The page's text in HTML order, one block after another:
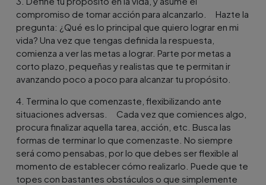
compromiso de tomar acción para alcanzarlo. Hazte la
pregunta: ¿Qué es lo principal que quiero lograr en mi
vida? Una vez que tengas definida la respuesta,
comienza a ver las metas a lograr. Parte por metas a
corto plazo, pequeñas y realistas que te permitan ir
avanzando poco a poco para alcanzar tu propósito.
4. Termina lo que comenzaste, flexibilizando ante
situaciones adversas. Cada vez que comiences algo,
procura finalizar aquella tarea, acción, etc. Busca las
formas de terminar lo que comenzaste. No siempre
será como pensabas, por lo que debes ser flexible al
momento de establecer cómo realizarlo. Puede que te
topes con bastantes obstáculos o que simplemente